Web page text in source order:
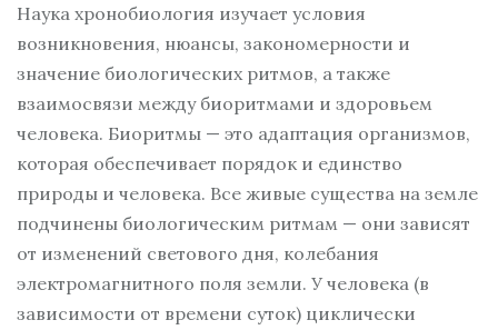
Наука хронобиология изучает условия
возникновения, нюансы, закономерности и
значение биологических ритмов, а также
взаимосвязи между биоритмами и здоровьем
человека. Биоритмы — это адаптация организмов,
которая обеспечивает порядок и единство
природы и человека. Все живые существа на земле
подчинены биологическим ритмам — они зависят
от изменений светового дня, колебания
электромагнитного поля земли. У человека (в
зависимости от времени суток) циклически